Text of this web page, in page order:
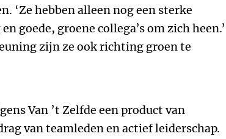
‘Ze hebben alleen nog een sterke
goede, groene collega’s om zich heen.’
zijn ze ook richting groen te
Van ’t Zelfde een product van
van teamleden en actief leiderschap.